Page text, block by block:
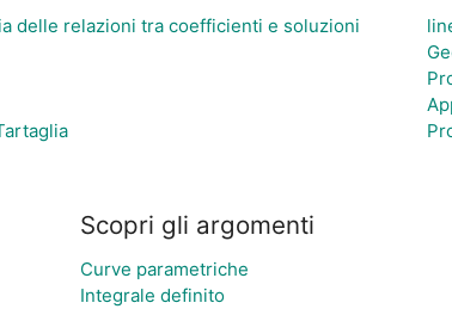
delle relazioni tra coefficienti e soluzioni
Scopri gli argomenti
Curve parametriche
Integrale definito